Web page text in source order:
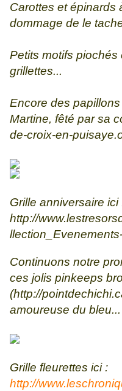
Carottes et épinards
dommage de le
Petits motifs piochés
grillettes...
Encore des
Martine, fêté par sa
de-croix-en-
Grille anniversaire ici
http://
Continuons notre
ces jolis pinkeeps
(http://
amoureuse du bleu...
Grille fleurettes ici :
http://